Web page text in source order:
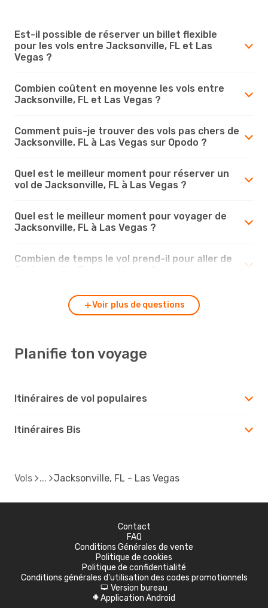
Est-il possible de réserver un billet flexible
pour les vols entre Jacksonville, FL et Las
Vegas ?
Combien coûtent en moyenne les vols entre
Jacksonville, FL et Las Vegas ?
Comment puis-je trouver des vols pas chers de
Jacksonville, FL à Las Vegas sur Opodo ?
Quel est le meilleur moment pour réserver un
vol de Jacksonville, FL à Las Vegas ?
Quel est le meilleur moment pour voyager de
Jacksonville, FL à Las Vegas ?
Combien de temps le vol prend-il pour aller de
Voir plus de questions
Planifie ton voyage
Itinéraires de vol populaires
Itinéraires Bis
Vols Jacksonville, FL - Las Vegas
Contact
FAQ
Conditions Générales de vente
Politique de cookies
Politique de confidentialité
Conditions générales d'utilisation des codes promotionnels
d Version bureau
A Application Android